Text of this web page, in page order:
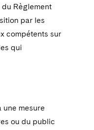
du Règlement
par les
compétents sur
qui
une mesure
ou du public